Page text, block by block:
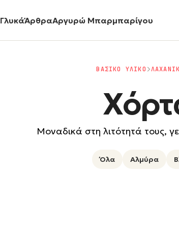
ΓλυκάΆρθραΑργυρώ Μπαρμπαρίγου
ΒΑΣΙΚΟ ΥΛΙΚΟ
Μοναδικά στη λιτότητά τους,
Όλα Αλμύρα